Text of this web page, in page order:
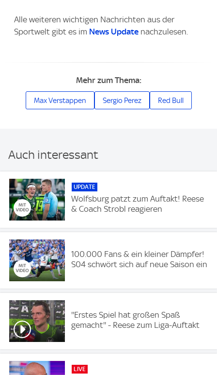
Alle weiteren wichtigen Nachrichten aus der
Sportwelt gibt es im News Update nachzulesen.
Mehr zum Thema:
Max Verstappen Sergio Perez Red Bull
Auch interessant
UPDATE
Wolfsburg patzt zum Auftakt! Reese
& Coach Strobl reagieren
100.000 Fans & ein kleiner Dämpfer!
S04 schwört sich auf neue Saison ein
''Erstes Spiel hat großen Spaß
gemacht'' - Reese zum Liga-Auftakt
LIVE